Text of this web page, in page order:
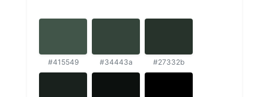
#415549 #34443a #27332b